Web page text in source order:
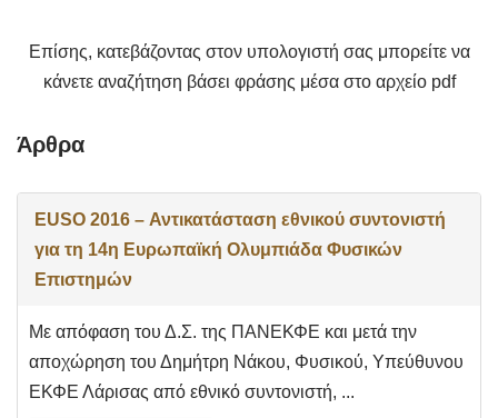
Επίσης, κατεβάζοντας στον υπολογιστή σας μπορείτε να
κάνετε αναζήτηση βάσει φράσης μέσα στο αρχείο pdf
Άρθρα
EUSO 2016 – Αντικατάσταση εθνικού συντονιστή
για τη 14η Ευρωπαϊκή Ολυμπιάδα Φυσικών
Επιστημών
Με απόφαση του Δ.Σ. της ΠΑΝΕΚΦΕ και μετά την
αποχώρηση του Δημήτρη Νάκου, Φυσικού, Υπεύθυνου
ΕΚΦΕ Λάρισας από εθνικό συντονιστή, ...